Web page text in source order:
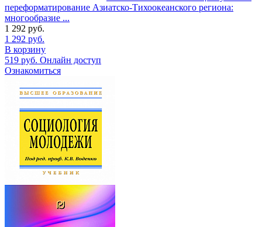
переформатирование Азиатско-Тихоокеанского региона:
многообразие ...
1 292 руб.
1 292 руб.
В корзину
519 руб. Онлайн доступ
Ознакомиться